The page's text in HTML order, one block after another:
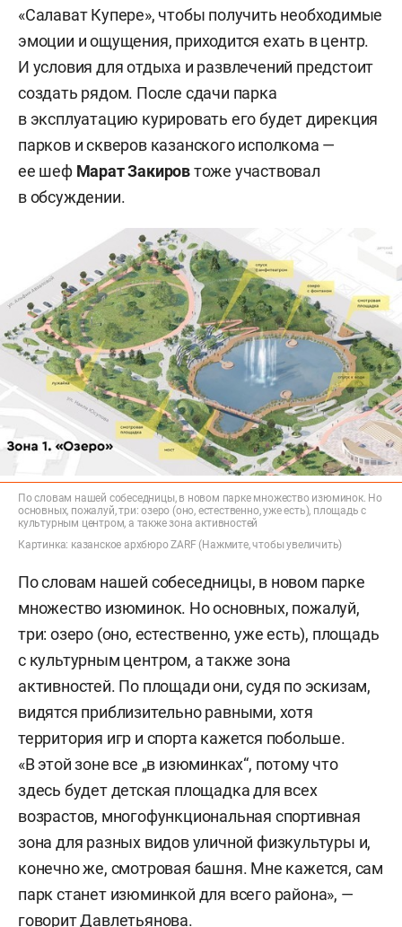
«Салават Купере», чтобы получить необходимые
эмоции и ощущения, приходится ехать в центр.
И условия для отдыха и развлечений предстоит
создать рядом. После сдачи парка
в эксплуатацию курировать его будет дирекция
парков и скверов казанского исполкома —
ее шеф Марат Закировтоже участвовал
в обсуждении.
По словам нашей собеседницы, в новом парке множество изюминок. Но
основных, пожалуй, три: озеро (оно, естественно, уже есть), площадь с
культурным центром, а также зона активностей
Картинка: казанское архбюро ZARF (Нажмите, чтобы увеличить)
По словам нашей собеседницы, в новом парке
множество изюминок. Но основных, пожалуй,
три: озеро (оно, естественно, уже есть), площадь
с культурным центром, а также зона
активностей. По площади они, судя по эскизам,
видятся приблизительно равными, хотя
территория игр и спорта кажется побольше.
«В этой зоне все „в изюминках“, потому что
здесь будет детская площадка для всех
возрастов, многофункциональная спортивная
зона для разных видов уличной физкультуры и,
конечно же, смотровая башня. Мне кажется, сам
парк станет изюминкой для всего района», —
говорит Давлетьянова.